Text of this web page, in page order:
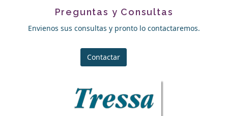
Preguntas y Consultas
Envienos sus consultas y pronto lo contactaremos.
Contactar